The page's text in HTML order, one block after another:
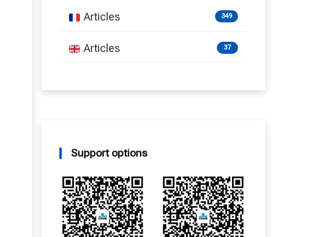
Articles 349
Articles 37
Support options